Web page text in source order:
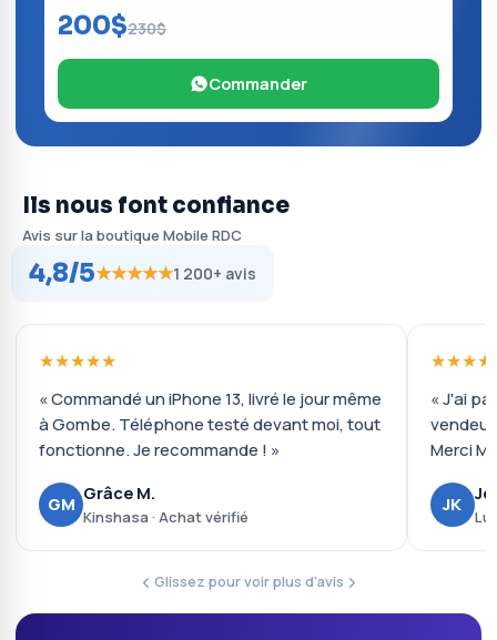
200$230$
Commander
Ils nous font confiance
Avis sur la boutique Mobile RDC
4,8/5★★★★★1 200+ avis
★★★★★
« Commandé un iPhone 13, livré le jour même
à Gombe. Téléphone testé devant moi, tout
fonctionne. Je recommande ! »
GM Grâce M.
Kinshasa · Achat vérifié
« J'ai
Merci
JK
Glissez pour voir plus d'avis